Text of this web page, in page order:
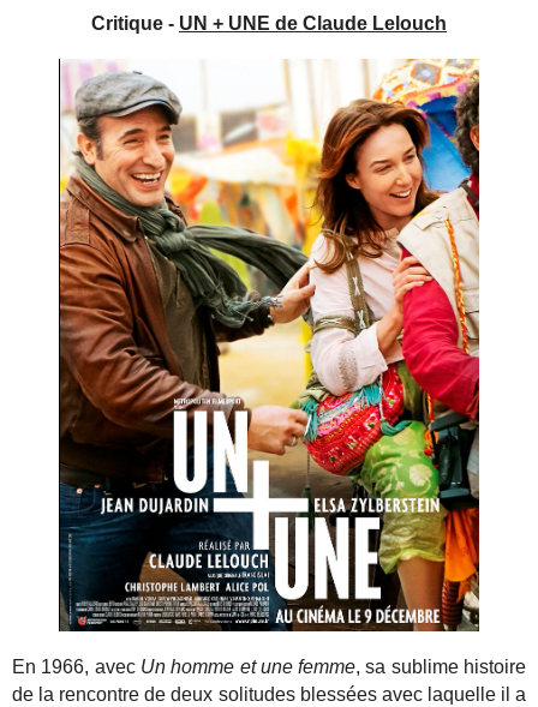
Critique - UN + UNE de Claude Lelouch
En 1966, avec Un homme et une femme, sa sublime histoire
de la rencontre de deux solitudes blessées avec laquelle il a